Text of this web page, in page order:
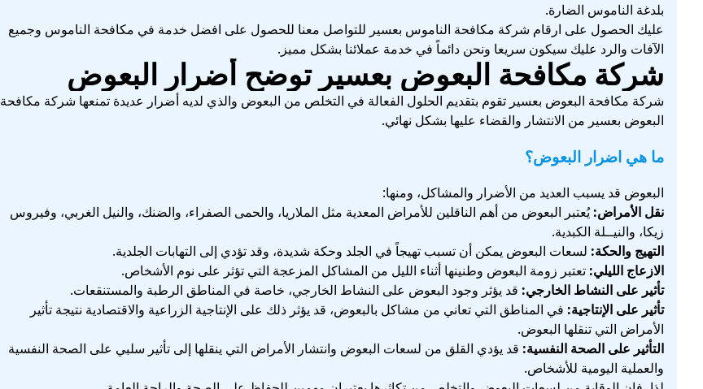
بلدغة الناموس الضارة.
عليك الحصول على ارقام شركة مكافحة الناموس بعسير للتواصل معنا للحصول على افضل خدمة في مكافحة الناموس وجميع
الآفات والرد عليك سيكون سريعا ونحن دائماً في خدمة عملائنا بشكل مميز.
شركة مكافحة البعوض بعسير توضح أضرار البعوض
شركة مكافحة البعوض بعسير تقوم بتقديم الحلول الفعالة في التخلص من البعوض والذي لديه أضرار عديدة تمنعها شركة مكافحة
البعوض بعسير من الانتشار والقضاء عليها بشكل نهائي.
ما هي اضرار البعوض؟
البعوض قد يسبب العديد من الأضرار والمشاكل، ومنها:
نقل الأمراض:يُعتبر البعوض من أهم الناقلين للأمراض المعدية مثل الملاريا، والحمى الصفراء، والضنك، والنيل الغربي، وفيروس
زيكا، والنيــلة الكبدية.
التهيج والحكة: لسعات البعوض يمكن أن تسبب تهيجاً في الجلد وحكة شديدة، وقد تؤدي إلى التهابات الجلدية.
الازعاج الليلي: تعتبر زومة البعوض وطنينها أثناء الليل من المشاكل المزعجة التي تؤثر على نوم الأشخاص.
تأثير على النشاط الخارجي: قد يؤثر وجود البعوض على النشاط الخارجي، خاصة في المناطق الرطبة والمستنقعات.
تأثير على الإنتاجية: في المناطق التي تعاني من مشاكل بالبعوض، قد يؤثر ذلك على الإنتاجية الزراعية والاقتصادية نتيجة تأثير
الأمراض التي تنقلها البعوض.
التأثير على الصحة النفسية: قد يؤدي القلق من لسعات البعوض وانتشار الأمراض التي ينقلها إلى تأثير سلبي على الصحة النفسية
والعملية اليومية للأشخاص.